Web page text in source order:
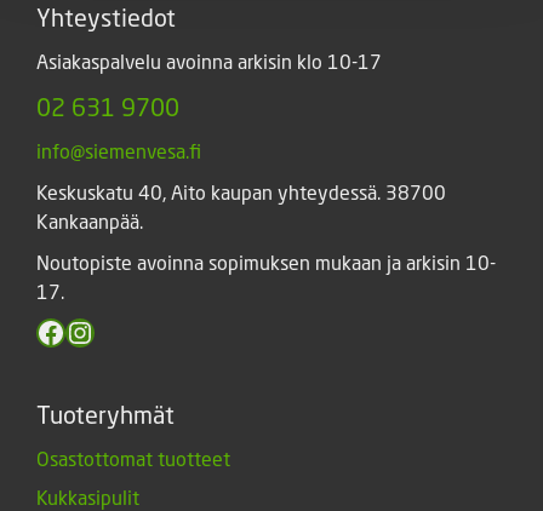
Yhteystiedot
Asiakaspalvelu avoinna arkisin klo 10-17
02 631 9700
info@siemenvesa.fi
Keskuskatu 40, Aito kaupan yhteydessä. 38700
Kankaanpää.
Noutopiste avoinna sopimuksen mukaan ja arkisin 10-
17.
Facebook
Instagram
Tuoteryhmät
Osastottomat tuotteet
Kukkasipulit